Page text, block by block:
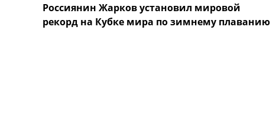
Россиянин Жарков установил мировой
рекорд на Кубке мира по зимнему плаванию